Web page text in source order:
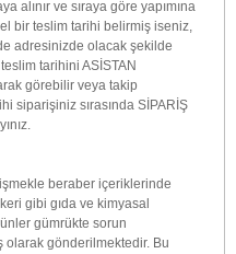
alınır ve sıraya göre yapımına
bir teslim tarihi belirmiş iseniz,
adresinizde olacak şekilde
tarihini ASİSTAN
görebilir veya takip
siparişiniz sırasında SİPARİŞ
beraber içeriklerinde
gibi gıda ve kimyasal
gümrükte sorun
olarak gönderilmektedir. Bu